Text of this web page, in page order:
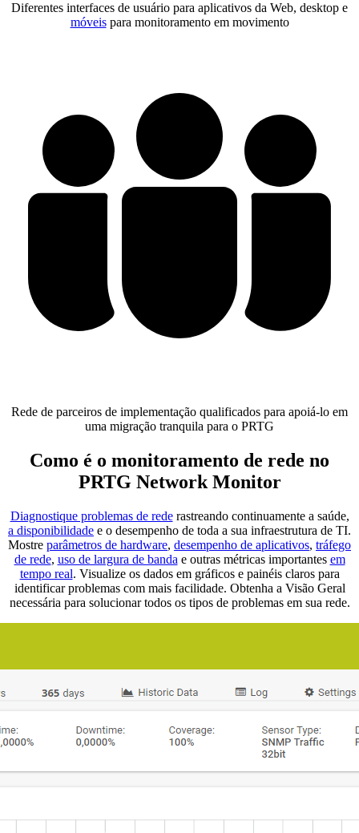
Diferentes interfaces de usuário para aplicativos da Web, desktop e
móveispara monitoramento em movimento
Rede de parceiros de implementação qualificados para apoiá-lo em
uma migração tranquila para o PRTG
Como é o monitoramento de rede no
PRTG Network Monitor
Diagnostique problemas de rederastreando continuamente a saúde,
a disponibilidade e o desempenho de toda a sua infraestrutura de TI.
Mostre parâmetros de hardware, desempenho de aplicativos, tráfego
de rede, uso de largura de banda e outras métricas importantes em
tempo real. Visualize os dados em gráficos e painéis claros para
identificar problemas com mais facilidade. Obtenha a Visão Geral
necessária para solucionar todos os tipos de problemas em sua rede.